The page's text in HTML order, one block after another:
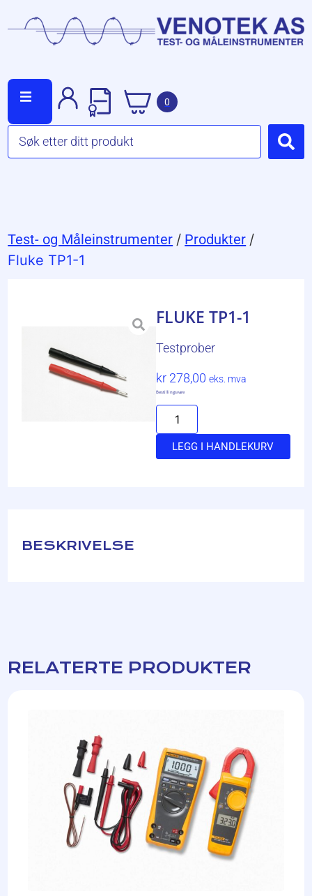
0
Test- og Måleinstrumenter / Produkter /
Fluke TP1-1
FLUKE TP1-1
Testprober
kr 278,00 eks. mva
Bestillingsvare
LEGG I HANDLEKURV
BESKRIVELSE
RELATERTE PRODUKTER